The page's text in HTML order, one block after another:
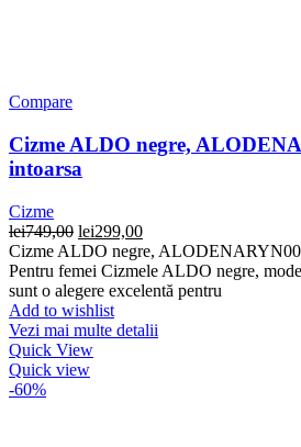
Compare
Cizme ALDO negre,
intoarsa
Cizme
lei749,00 Prețul
inițial
a
fost:
lei749,00.
lei299,00Prețul
curent
este:
lei299,00.
Cizme ALDO negre,
Pentru femei Cizmele ALDO negre,
sunt o alegere excelentă pentru
Add to wishlist
Vezi mai multe detalii
Quick View
Quick view
-60%